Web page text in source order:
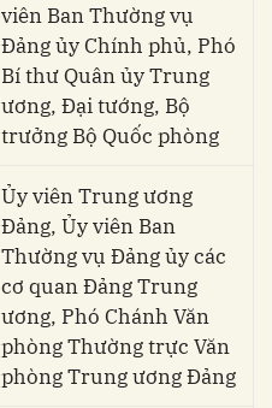
viên Ban Thường vụ
Đảng ủy Chính phủ, Phó
Bí thư Quân ủy Trung
ương, Đại tướng, Bộ
trưởng Bộ Quốc phòng
Ủy viên Trung ương
Đảng, Ủy viên Ban
Thường vụ Đảng ủy các
cơ quan Đảng Trung
ương, Phó Chánh Văn
phòng Thường trực Văn
phòng Trung ương Đảng